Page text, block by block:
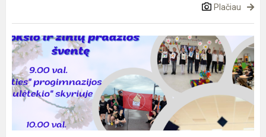
Plačiau
Rugsėjo
1-
oji